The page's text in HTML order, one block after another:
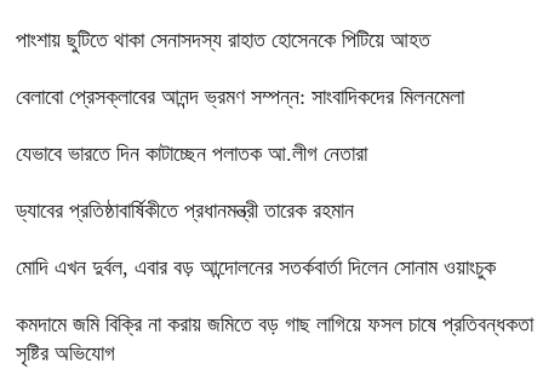
পাংশায় ছুটিতে থাকা সেনাসদস্য রাহাত হোসেনকে পিটিয়ে আহত
বেলাবো প্রেসক্লাবের আনন্দ ভ্রমণ সম্পন্ন: সাংবাদিকদের মিলনমেলা
যেভাবে ভারতে দিন কাটাচ্ছেন পলাতক আ.লীগ নেতারা
ড্যাবের প্রতিষ্ঠাবার্ষিকীতে প্রধানমন্ত্রী তারেক রহমান
মোদি এখন দুর্বল, এবার বড় আন্দোলনের সতর্কবার্তা দিলেন সোনাম ওয়াংচুক
কমদামে জমি বিক্রি না করায় জমিতে বড় গাছ লাগিয়ে ফসল চাষে প্রতিবন্ধকতা
সৃষ্টির অভিযোগ